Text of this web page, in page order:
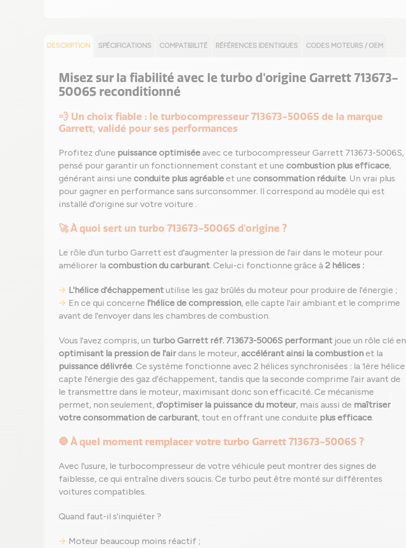
DESCRIPTION SPÉCIFICATIONS COMPATIBILITÉ RÉFÉRENCES IDENTIQUES CODES MOTEURS / OEM
Misez sur la fiabilité avec le turbo d'origine Garrett 713673-
5006S reconditionné
💨 Un choix fiable : le turbocompresseur 713673-5006S de la marque
Garrett, validé pour ses performances
Profitez d'une puissance optimiséeavec ce turbocompresseur Garrett 713673-5006S,
pensé pour garantir un fonctionnement constant et une combustion plus efficace,
générant ainsi une conduite plus agréableet une consommation réduite. Un vrai plus
pour gagner en performance sans surconsommer. Il correspond au modèle qui est
installé d'origine sur votre voiture .
🚀 À quoi sert un turbo 713673-5006S d'origine ?
Le rôle d'un turbo Garrett est d'augmenter la pression de l'air dans le moteur pour
améliorer la combustion du carburant. Celui-ci fonctionne grâce à 2 hélices :
L'hélice d'échappementutilise les gaz brûlés du moteur pour produire de l'énergie ;
En ce qui concerne l'hélice de compression, elle capte l'air ambiant et le comprime
avant de l'envoyer dans les chambres de combustion.
Vous l'avez compris, un turbo Garrett réf. 713673-5006S performant joue un rôle clé en
optimisant la pression de l'airdans le moteur, accélérant ainsi la combustionet la
puissance délivrée. Ce système fonctionne avec 2 hélices synchronisées : la 1ère hélice
capte l'énergie des gaz d'échappement, tandis que la seconde comprime l'air avant de
le transmettre dans le moteur, maximisant donc son efficacité. Ce mécanisme
permet, non seulement, d'optimiser la puissance du moteur, mais aussi de maîtriser
votre consommation de carburant, tout en offrant une conduite plus efficace.
🛑 À quel moment remplacer votre turbo Garrett 713673-5006S ?
Avec l'usure, le turbocompresseur de votre véhicule peut montrer des signes de
faiblesse, ce qui entraîne divers soucis. Ce turbo peut être monté sur différentes
voitures compatibles.
Quand faut-il s'inquiéter ?
Moteur beaucoup moins réactif ;